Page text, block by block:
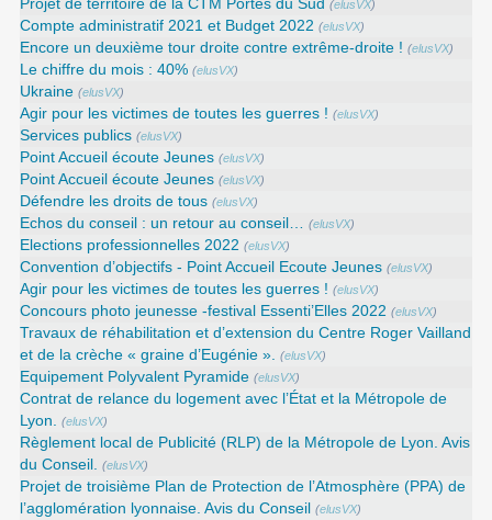
Projet de territoire de la CTM Portes du Sud (elusVX)
Compte administratif 2021 et Budget 2022 (elusVX)
Encore un deuxième tour droite contre extrême-droite ! (elusVX)
Le chiffre du mois : 40% (elusVX)
Ukraine (elusVX)
Agir pour les victimes de toutes les guerres ! (elusVX)
Services publics (elusVX)
Point Accueil écoute Jeunes (elusVX)
Point Accueil écoute Jeunes (elusVX)
Défendre les droits de tous (elusVX)
Echos du conseil : un retour au conseil… (elusVX)
Elections professionnelles 2022 (elusVX)
Convention d’objectifs - Point Accueil Ecoute Jeunes (elusVX)
Agir pour les victimes de toutes les guerres ! (elusVX)
Concours photo jeunesse -festival Essenti’Elles 2022 (elusVX)
Travaux de réhabilitation et d’extension du Centre Roger Vailland
et de la crèche « graine d’Eugénie ».
(elusVX)
Equipement Polyvalent Pyramide (elusVX)
Contrat de relance du logement avec l’État et la Métropole de
Lyon.
(elusVX)
Règlement local de Publicité (RLP) de la Métropole de Lyon. Avis
du Conseil.
(elusVX)
Projet de troisième Plan de Protection de l’Atmosphère (PPA) de
l’agglomération lyonnaise. Avis du Conseil (elusVX)